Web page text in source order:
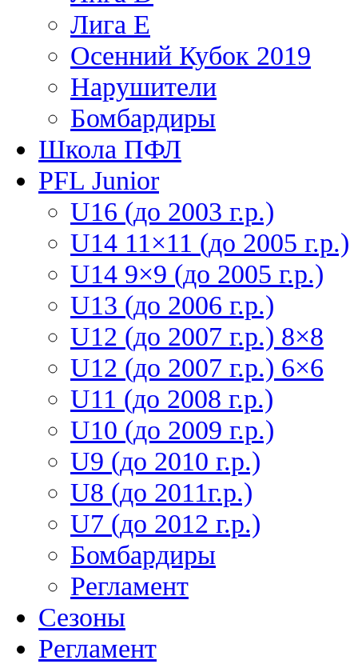
Лига Е
Осенний Кубок 2019
Нарушители
Бомбардиры
Школа ПФЛ
PFL Junior
U16 (до 2003 г.р.)
U14 11×11 (до 2005 г.р.)
U14 9×9 (до 2005 г.р.)
U13 (до 2006 г.р.)
U12 (до 2007 г.р.) 8×8
U12 (до 2007 г.р.) 6×6
U11 (до 2008 г.р.)
U10 (до 2009 г.р.)
U9 (до 2010 г.р.)
U8 (до 2011г.р.)
U7 (до 2012 г.р.)
Бомбардиры
Регламент
Сезоны
Регламент